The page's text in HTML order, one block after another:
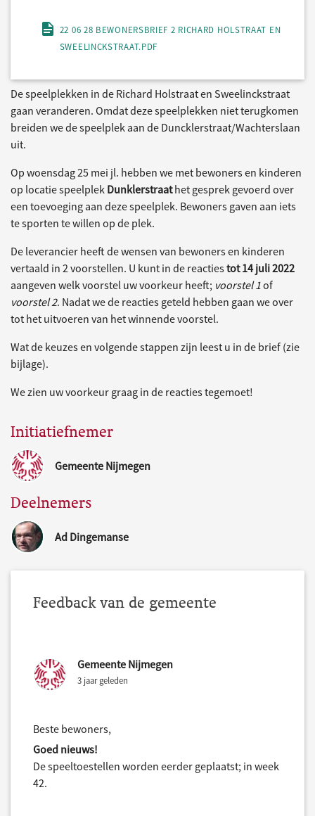
22 06 28 BEWONERSBRIEF 2 RICHARD HOLSTRAAT EN
SWEELINCKSTRAAT.PDF
De speelplekken in de Richard Holstraat en Sweelinckstraat
gaan veranderen. Omdat deze speelplekken niet terugkomen
breiden we de speelplek aan de Duncklerstraat/Wachterslaan
uit.
Op woensdag 25 mei jl. hebben we met bewoners en kinderen
op locatie speelplek Dunklerstraathet gesprek gevoerd over
een toevoeging aan deze speelplek. Bewoners gaven aan iets
te sporten te willen op de plek.
De leverancier heeft de wensen van bewoners en kinderen
vertaald in 2 voorstellen. U kunt in de reactiestot 14 juli 2022
aangeven welk voorstel uw voorkeur heeft; voorstel 1of
voorstel 2. Nadat we de reacties geteld hebben gaan we over
tot het uitvoeren van het winnende voorstel.
Wat de keuzes en volgende stappen zijn leest u in de brief (zie
bijlage).
We zien uw voorkeur graag in de reacties tegemoet!
Initiatiefnemer
Gemeente Nijmegen
Deelnemers
Ad Dingemanse
Feedback van de gemeente
Gemeente Nijmegen
3 jaar geleden
Beste bewoners,
Goed nieuws!
De speeltoestellen worden eerder geplaatst; in week
42.